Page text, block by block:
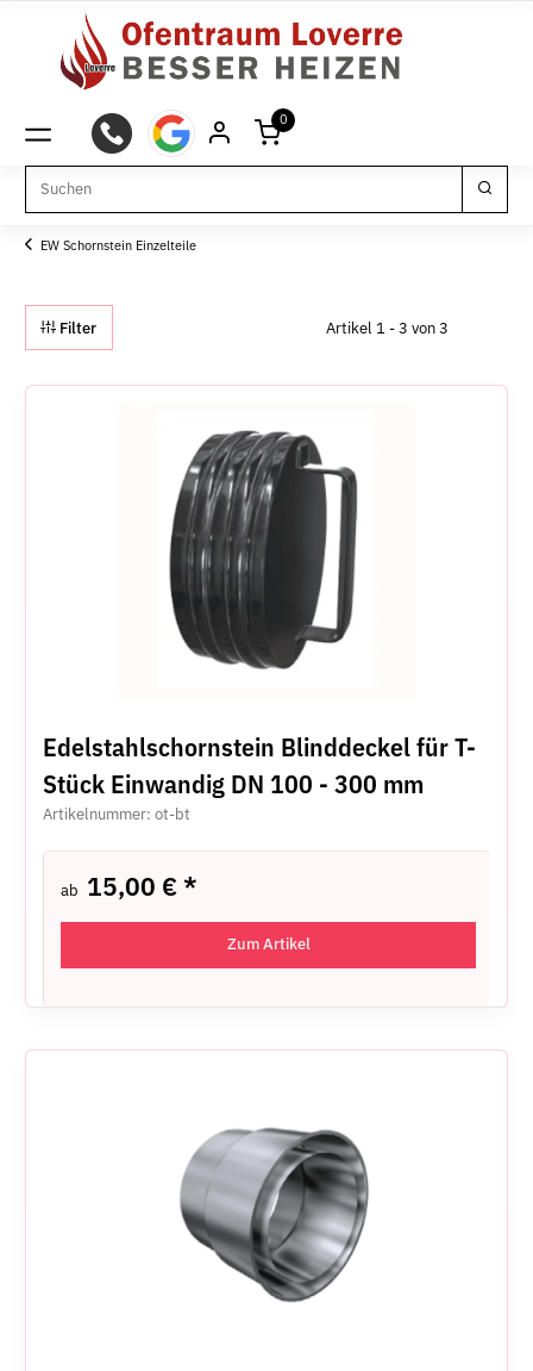
0
EW Schornstein Einzelteile
Filter Artikel 1 - 3 von 3
Edelstahlschornstein Blinddeckel für T-
Stück Einwandig DN 100 - 300 mm
Artikelnummer: ot-bt
ab 15,00 €*
Zum Artikel